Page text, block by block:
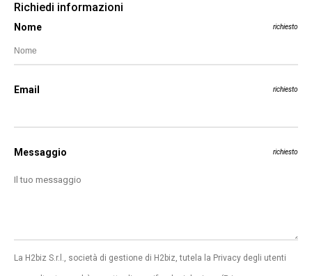
Richiedi informazioni
Nome richiesto
Email richiesto
Messaggio richiesto